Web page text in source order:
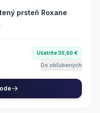
prsteň Roxane
Ušetríte 35,60 €
Do obľúbených